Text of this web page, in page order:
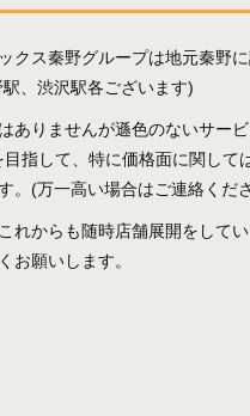
クス秦野グループは地元秦野
、渋沢駅各ございます)
ありませんが遜色のないサー
目指して、特に価格面に関して
。(万一高い場合はご連絡くだ
れからも随時店舗展開をして
お願いします。